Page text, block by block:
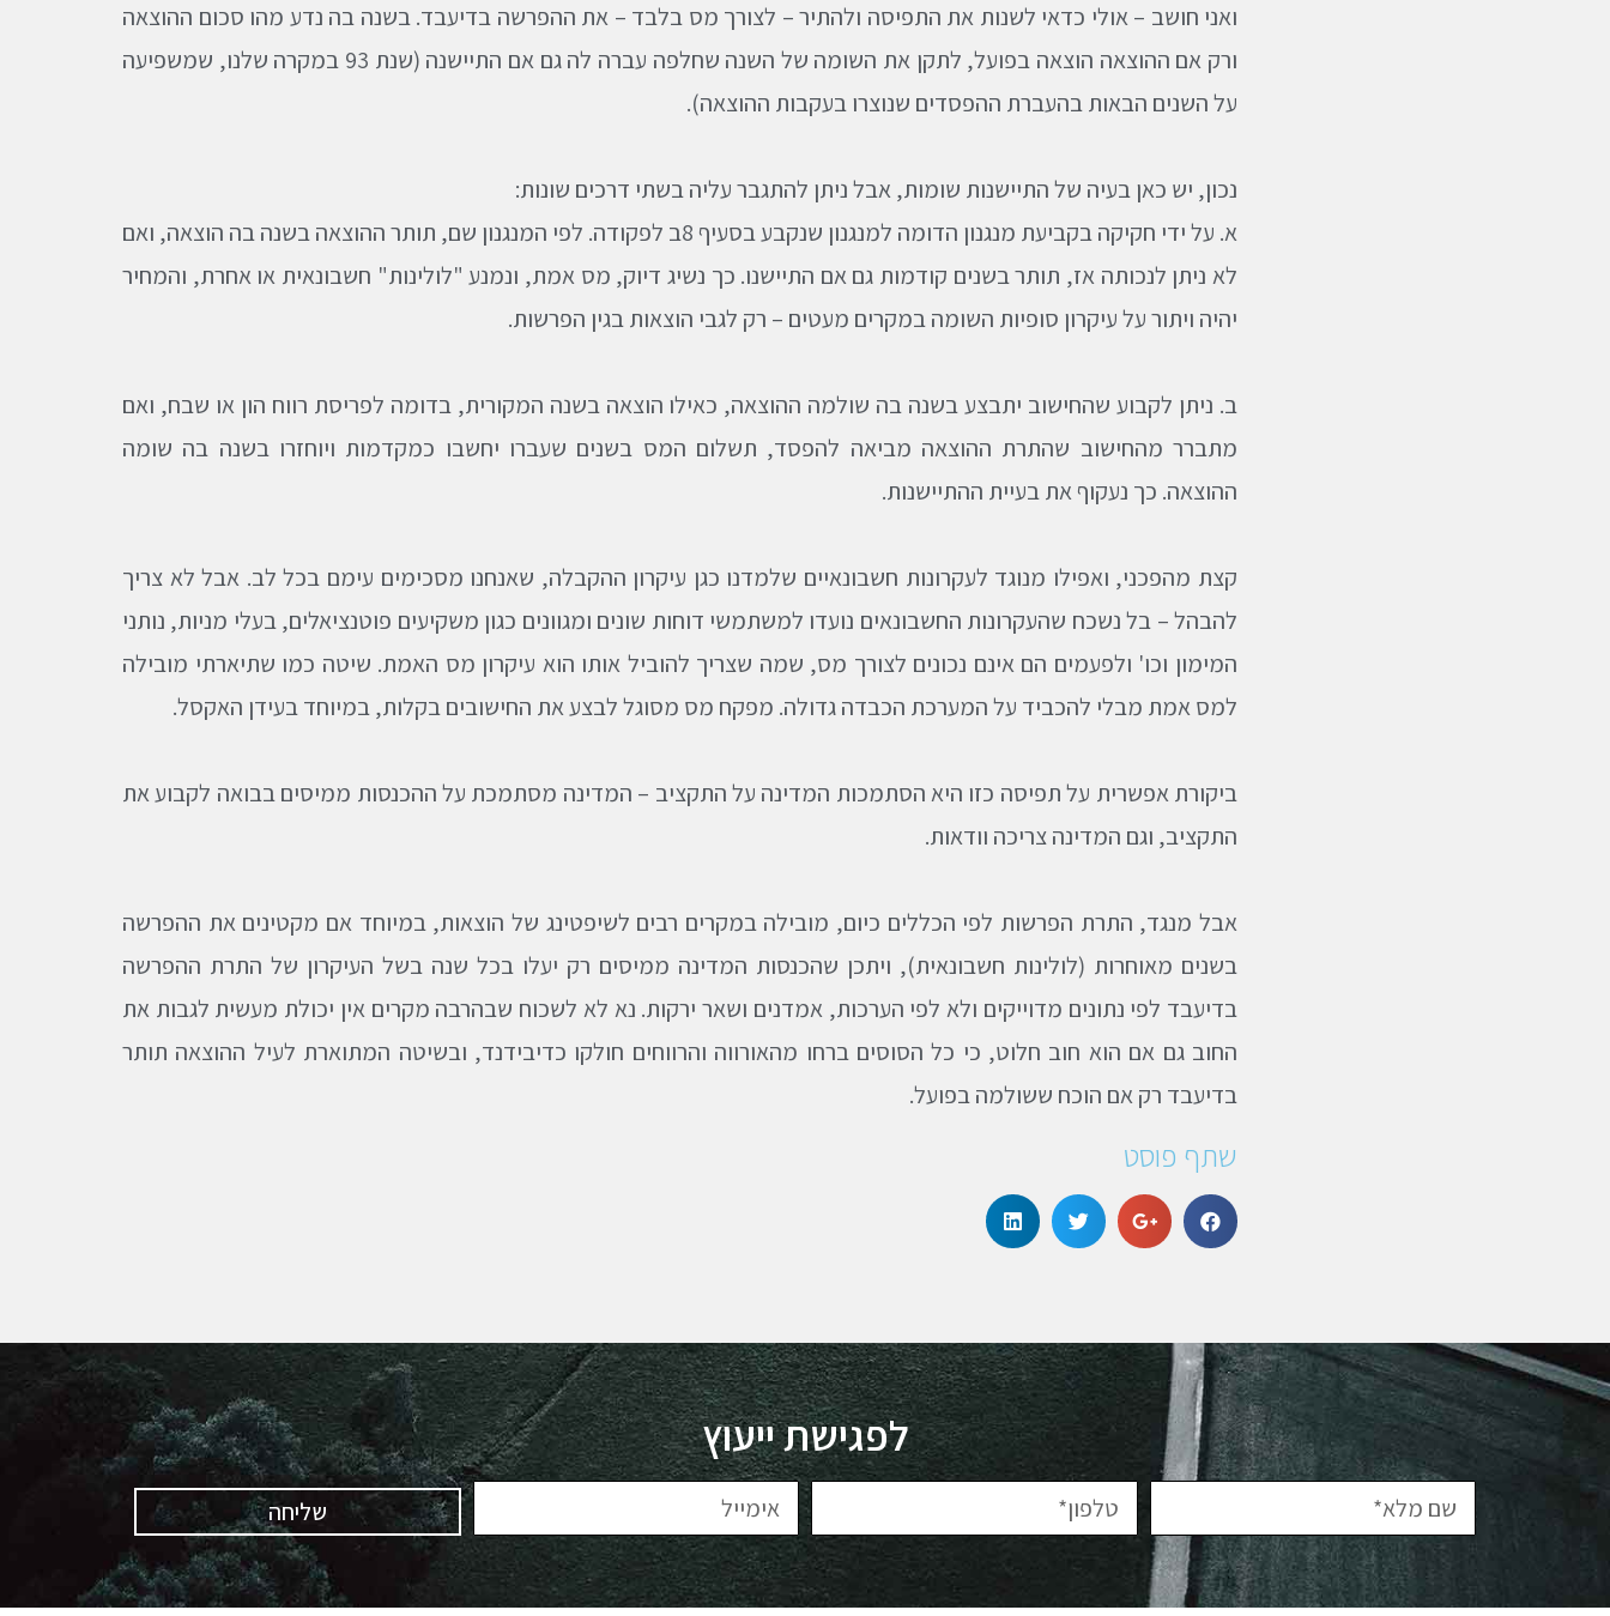
ואני חושב – אולי כדאי לשנות את התפיסה ולהתיר – לצורך מס בלבד – את ההפרשה בדיעבד. בשנה בה נדע מהו סכום ההוצאה
ורק אם ההוצאה הוצאה בפועל, לתקן את השומה של השנה שחלפה עברה לה גם אם התיישנה (שנת 93 במקרה שלנו, שמשפיעה
על השנים הבאות בהעברת ההפסדים שנוצרו בעקבות ההוצאה).
נכון, יש כאן בעיה של התיישנות שומות, אבל ניתן להתגבר עליה בשתי דרכים שונות:
א. על ידי חקיקה בקביעת מנגנון הדומה למנגנון שנקבע בסעיף 8ב לפקודה. לפי המנגנון שם, תותר ההוצאה בשנה בה הוצאה, ואם
לא ניתן לנכותה אז, תותר בשנים קודמות גם אם התיישנו. כך נשיג דיוק, מס אמת, ונמנע "לולינות" חשבונאית או אחרת, והמחיר
יהיה ויתור על עיקרון סופיות השומה במקרים מעטים – רק לגבי הוצאות בגין הפרשות.
ב. ניתן לקבוע שהחישוב יתבצע בשנה בה שולמה ההוצאה, כאילו הוצאה בשנה המקורית, בדומה לפריסת רווח הון או שבח, ואם
מתברר מהחישוב שהתרת ההוצאה מביאה להפסד, תשלום המס בשנים שעברו יחשבו כמקדמות ויוחזרו בשנה בה שומה
ההוצאה. כך נעקוף את בעיית ההתיישנות.
קצת מהפכני, ואפילו מנוגד לעקרונות חשבונאיים שלמדנו כגן עיקרון ההקבלה, שאנחנו מסכימים עימם בכל לב. אבל לא צריך
להבהל – בל נשכח שהעקרונות החשבונאים נועדו למשתמשי דוחות שונים ומגוונים כגון משקיעים פוטנציאלים, בעלי מניות, נותני
המימון וכו' ולפעמים הם אינם נכונים לצורך מס, שמה שצריך להוביל אותו הוא עיקרון מס האמת. שיטה כמו שתיארתי מובילה
למס אמת מבלי להכביד על המערכת הכבדה גדולה. מפקח מס מסוגל לבצע את החישובים בקלות, במיוחד בעידן האקסל.
ביקורת אפשרית על תפיסה כזו היא הסתמכות המדינה על התקציב – המדינה מסתמכת על ההכנסות ממיסים בבואה לקבוע את
התקציב, וגם המדינה צריכה וודאות.
אבל מנגד, התרת הפרשות לפי הכללים כיום, מובילה במקרים רבים לשיפטינג של הוצאות, במיוחד אם מקטינים את ההפרשה
בשנים מאוחרות (לולינות חשבונאית), ויתכן שהכנסות המדינה ממיסים רק יעלו בכל שנה בשל העיקרון של התרת ההפרשה
בדיעבד לפי נתונים מדוייקים ולא לפי הערכות, אמדנים ושאר ירקות. נא לא לשכוח שבהרבה מקרים אין יכולת מעשית לגבות את
החוב גם אם הוא חוב חלוט, כי כל הסוסים ברחו מהאורווה והרווחים חולקו כדיבידנד, ובשיטה המתוארת לעיל ההוצאה תותר
בדיעבד רק אם הוכח ששולמה בפועל.
שתף פוסט
לפגישת ייעוץ
שליחה